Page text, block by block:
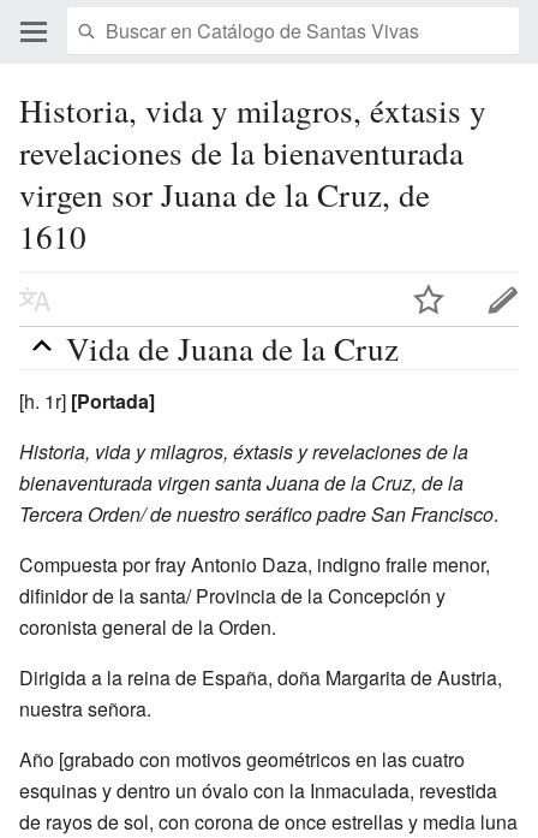
Historia, vida y milagros, éxtasis y
revelaciones de la bienaventurada
virgen sor Juana de la Cruz, de
1610
Vida de Juana de la Cruz
[h. 1r] [Portada]
Historia, vida y milagros, éxtasis y revelaciones de la
bienaventurada virgen santa Juana de la Cruz, de la
Tercera Orden/ de nuestro seráfico padre San Francisco.
Compuesta por fray Antonio Daza, indigno fraile menor,
difinidor de la santa/ Provincia de la Concepción y
coronista general de la Orden.
Dirigida a la reina de España, doña Margarita de Austria,
nuestra señora.
Año [grabado con motivos geométricos en las cuatro
esquinas y dentro un óvalo con la Inmaculada, revestida
de rayos de sol, con corona de once estrellas y media luna